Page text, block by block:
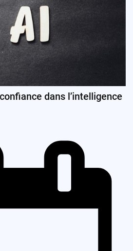
dans l’intelligence